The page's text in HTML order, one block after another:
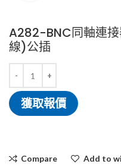
A282-BNC同軸連
線)公插
獲取報價
Compare Add to